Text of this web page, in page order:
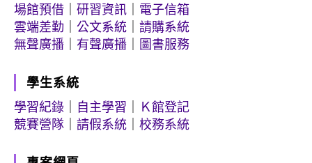
場館預借
研習資訊
電子信箱
雲端差勤
公文系統
請購系統
無聲廣播
有聲廣播 圖書服務
學生系統
學習紀錄
自主學習
Ｋ館登記
競賽營隊
請假系統 校務系統